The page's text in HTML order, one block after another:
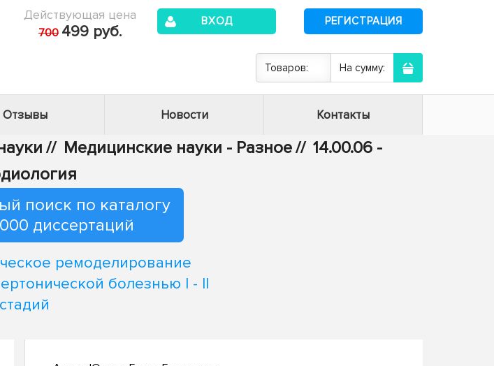
Действующая цена
700 499 руб.
ВХОД РЕГИСТРАЦИЯ
Товаров: На сумму:
Отзывы Новости Контакты
// Медицинские науки - Разное// 14.00.06 -
поиск по каталогу
диссертаций
ремоделирование
болезнью I - II
стадий